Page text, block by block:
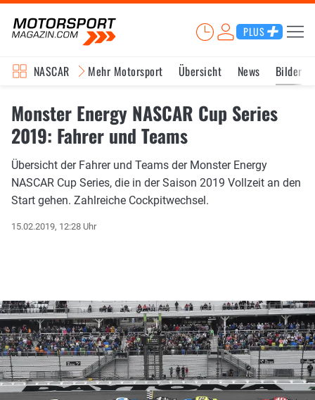
PLUS
NASCAR Mehr Motorsport Übersicht News Bilder
Monster Energy NASCAR Cup Series
2019: Fahrer und Teams
Übersicht der Fahrer und Teams der Monster Energy
NASCAR Cup Series, die in der Saison 2019 Vollzeit an den
Start gehen. Zahlreiche Cockpitwechsel.
15.02.2019, 12:28 Uhr